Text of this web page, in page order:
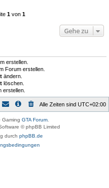
1 von 1
Gehe zu
erstellen.
Forum erstellen.
ändern.
löschen.
erstellen.
Alle Zeiten sind UTC+02:00
Gaming GTA Forum
© phpBB Limited
durch phpBB.de